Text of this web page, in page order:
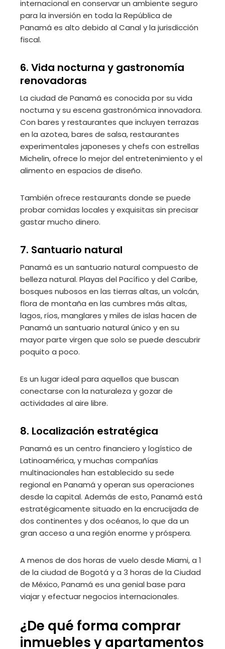
internacional en conservar un ambiente seguro
para la inversión en toda la República de
Panamá es alto debido al Canal y la jurisdicción
fiscal.
6. Vida nocturna y gastronomía
renovadoras
La ciudad de Panamá es conocida por su vida
nocturna y su escena gastronómica innovadora.
Con bares y restaurantes que incluyen terrazas
en la azotea, bares de salsa, restaurantes
experimentales japoneses y chefs con estrellas
Michelin, ofrece lo mejor del entretenimiento y el
alimento en espacios de diseño.
También ofrece restaurants donde se puede
probar comidas locales y exquisitas sin precisar
gastar mucho dinero.
7. Santuario natural
Panamá es un santuario natural compuesto de
belleza natural. Playas del Pacífico y del Caribe,
bosques nubosos en las tierras altas, un volcán,
flora de montaña en las cumbres más altas,
lagos, ríos, manglares y miles de islas hacen de
Panamá un santuario natural único y en su
mayor parte virgen que solo se puede descubrir
poquito a poco.
Es un lugar ideal para aquellos que buscan
conectarse con la naturaleza y gozar de
actividades al aire libre.
8. Localización estratégica
Panamá es un centro financiero y logístico de
Latinoamérica, y muchas compañías
multinacionales han establecido su sede
regional en Panamá y operan sus operaciones
desde la capital. Además de esto, Panamá está
estratégicamente situado en la encrucijada de
dos continentes y dos océanos, lo que da un
gran acceso a una región enorme y próspera.
A menos de dos horas de vuelo desde Miami, a 1
de la ciudad de Bogotá y a 3 horas de la Ciudad
de México, Panamá es una genial base para
viajar y efectuar negocios internacionales.
¿De qué forma comprar
inmuebles y apartamentos